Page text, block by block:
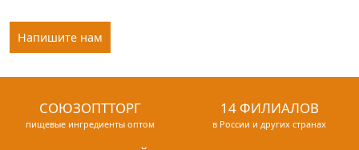
Напишите нам
СОЮЗОПТТОРГ
пищевые ингредиенты оптом
14 ФИЛИАЛОВ
в России и других странах